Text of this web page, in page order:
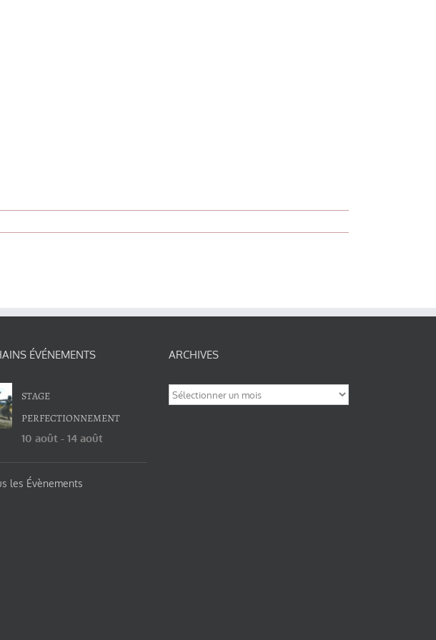
ÉVÉNEMENTS
STAGE
PERFECTIONNEMENT
10 août - 14 août
les Évènements
ARCHIVES
Archives